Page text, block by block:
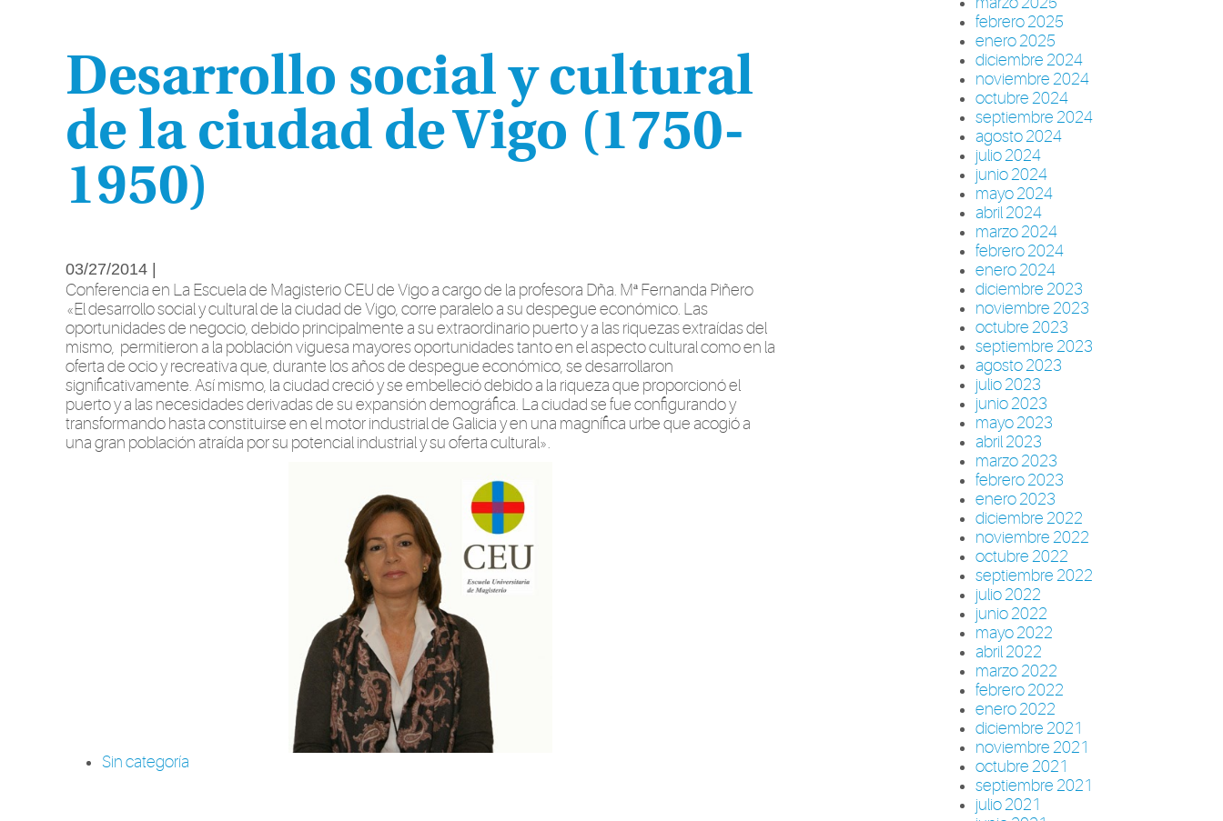
febrero 2025
enero 2025
diciembre 2024
noviembre 2024
octubre 2024
septiembre 2024
agosto 2024
julio 2024
junio 2024
mayo 2024
abril 2024
marzo 2024
febrero 2024
enero 2024
diciembre 2023
noviembre 2023
octubre 2023
septiembre 2023
agosto 2023
julio 2023
junio 2023
mayo 2023
abril 2023
marzo 2023
febrero 2023
enero 2023
diciembre 2022
noviembre 2022
octubre 2022
septiembre 2022
julio 2022
junio 2022
mayo 2022
abril 2022
marzo 2022
febrero 2022
enero 2022
diciembre 2021
noviembre 2021
octubre 2021
septiembre 2021
julio 2021
Desarrollo social y cultural
de la ciudad de Vigo (1750-
1950)
03/27/2014 |
Conferencia en La Escuela de Magisterio CEU de Vigo a cargo de la profesora Dña. Mª Fernanda Piñero
«El desarrollo social y cultural de la ciudad de Vigo, corre paralelo a su despegue económico. Las
oportunidades de negocio, debido principalmente a su extraordinario puerto y a las riquezas extraídas del
mismo, permitieron a la población viguesa mayores oportunidades tanto en el aspecto cultural como en la
oferta de ocio y recreativa que, durante los años de despegue económico, se desarrollaron
significativamente. Así mismo, la ciudad creció y se embelleció debido a la riqueza que proporcionó el
puerto y a las necesidades derivadas de su expansión demográfica. La ciudad se fue configurando y
transformando hasta constituirse en el motor industrial de Galicia y en una magnífica urbe que acogió a
una gran población atraída por su potencial industrial y su oferta cultural».
Sin categoría